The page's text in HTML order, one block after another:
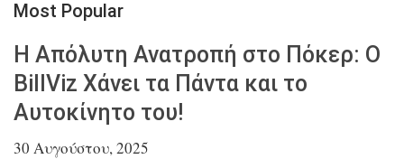
Most Popular
Η Απόλυτη Ανατροπή στο Πόκερ: Ο
BillViz Χάνει τα Πάντα και το
Αυτοκίνητο του!
30 Αυγούστου, 2025